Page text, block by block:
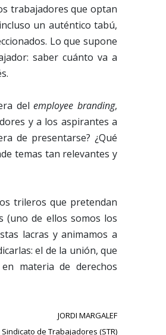
trabajadores que optan
un auténtico tabú,
Lo que supone
saber cuánto va a
delemployee branding,
y a los aspirantes a
de presentarse? ¿Qué
temas tan relevantes y
trileros que pretendan
(uno de ellos somos los
lacras y animamos a
el de la unión, que
materia de derechos
JORDI MARGALEF
de Trabajadores (STR)